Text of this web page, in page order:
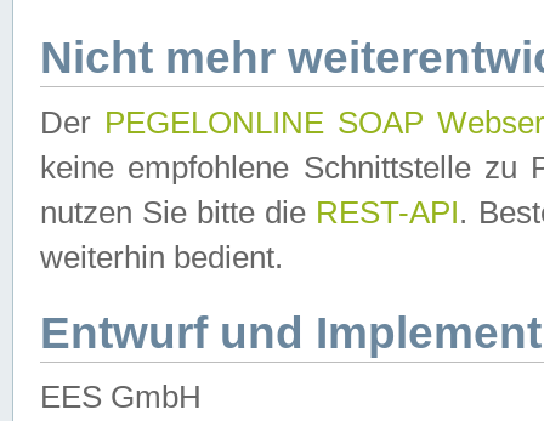
Nicht mehr
Der PEGELONLINE SOAP
keine empfohlene Schnittstelle zu
nutzen Sie bitte die REST-API.
weiterhin bedient.
Entwurf und
EES GmbH